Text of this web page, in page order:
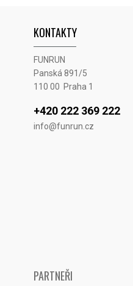
KONTAKTY
FUNRUN
Panská 891/5
110 00 Praha 1
+420 222 369 222
info@funrun.cz
PARTNEŘI